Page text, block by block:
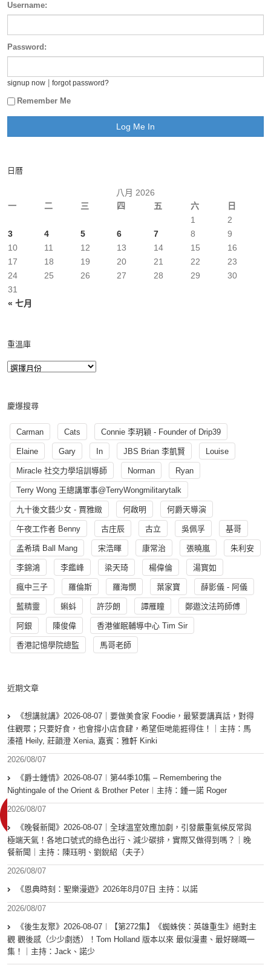
Username:
Password:
signup now forgot password?
Remember Me
日曆
八月 2026
一
二 三 四 五 六 日
« 七月
1
2
3
4 5 6 7 8
9
10
11 12 13 14 15
16
17
18 19 20 21 22
23
24
25 26 27 28 29
30
31
重溫庫
慶爆搜尋
Carman Cats Connie 李玥穎 - Founder of Drip39
Elaine Gary In JBS Brian 李凱賢 Louise
Miracle 社交力學培訓導師 Norman Ryan
Terry Wong 王總講軍事@TerryWongmilitarytalk
九十後文藝少女 - 賈雅緻 何啟明 何爵天導演
午夜工作者 Benny 古庄辰 古立 吳佩孚 基哥
孟希璘 Ball Mang 宋浩暉 康常治 張曉嵐 朱利安
李錦鴻 李鑑峰 梁天琦 楊偉倫 湯寳如
瘋中三子 羅倫斯 羅海憫 葉家寶 薛影儀 - 阿儀
藍精靈 蝌蚪 許莎朗 譚雁瞳 鄭遨汶法筠師傅
阿銀 陳俊偉 香港催眠輔導中心 Tim Sir
香港記憶學院總監 馬哥老師
近期文章
《想講就講》2026-08-07｜要做美食家 Foodie，最緊要講真話，對得
住觀眾；只要好食，也會撐小店食肆，希望佢哋能捱得住！｜主持：馬
溱禧 Heily, 莊韻澄 Xenia, 嘉賓：雅軒 Kinki
2026/08/07
《爵士鍾情》2026-08-07︱第44季10集 – Remembering the
Nightingale of the Orient & Brother Peter︱主持：鍾一諾 Roger
2026/08/07
《晚餐新聞》2026-08-07｜全球溫室效應加劇，引發嚴重氣候反常與
極端天氣！各地口號式的綠色出行、減少碳排，實際又做得到嗎？｜晚
餐新聞｜主持：陳珏明、劉銳紹（夫子）
2026/08/07
《恩典時刻：聖樂漫遊》2026年8月07日 主持：以諾
2026/08/07
《後生友聚》2026-08-07︱【第272集】《蜘蛛俠：英雄重生》絕對主
觀 觀後感（少少劇透）！Tom Holland 版本以來 最似漫畫、最好睇嘅一
集！｜主持：Jack、諾少